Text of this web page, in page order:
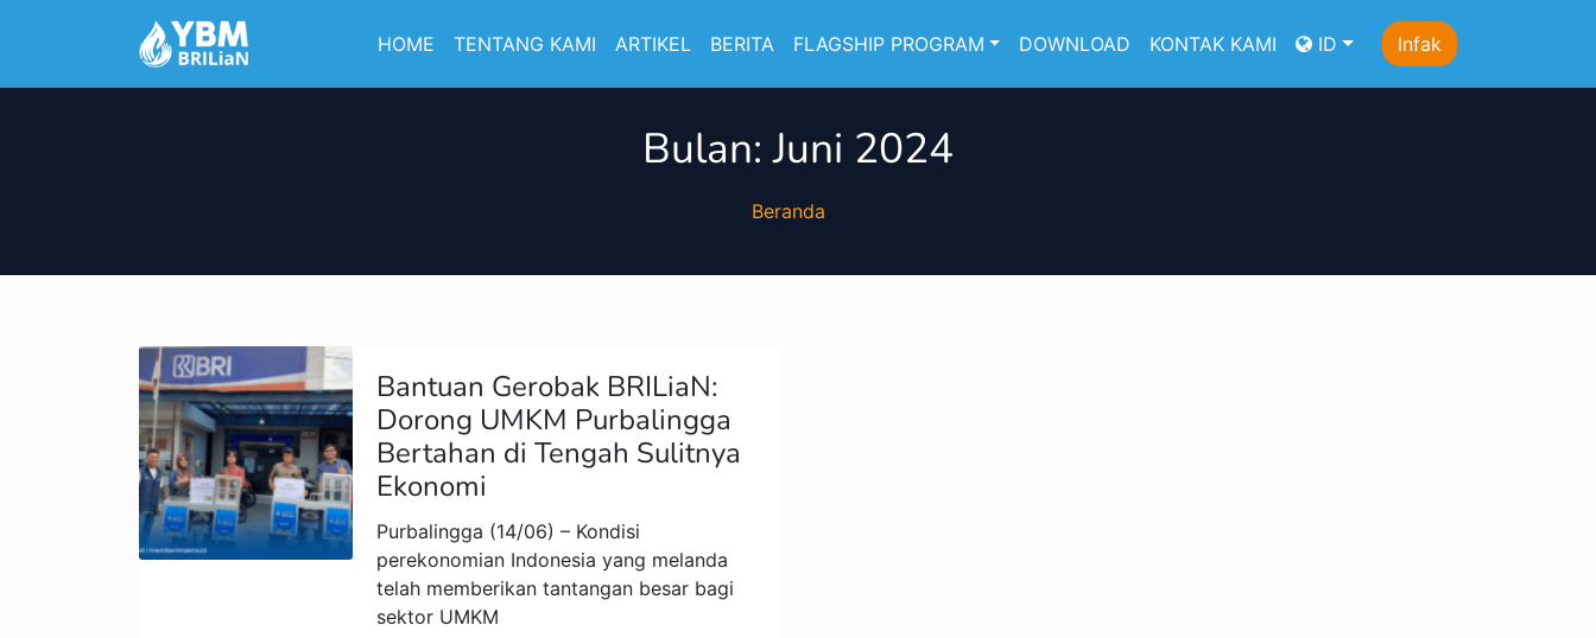
HOME TENTANG KAMI ARTIKEL BERITA FLAGSHIP PROGRAM DOWNLOAD KONTAK KAMI ID Infak
Bulan:Juni 2024
Beranda
Bantuan Gerobak BRILiaN:
Dorong UMKM Purbalingga
Bertahan di Tengah Sulitnya
Ekonomi
Purbalingga (14/06) – Kondisi
perekonomian Indonesia yang melanda
telah memberikan tantangan besar bagi
sektor UMKM